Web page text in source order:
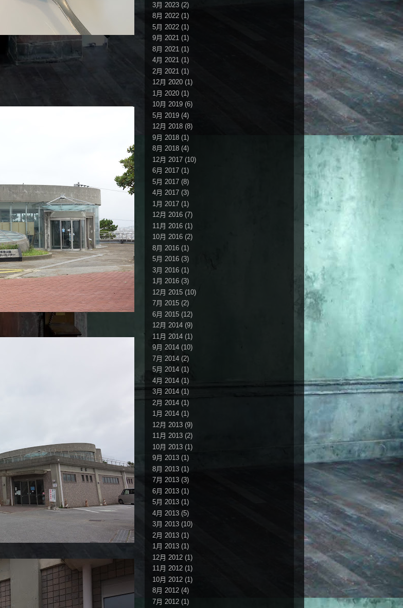
3月 2023 (2)
8月 2022 (1)
5月 2022 (1)
9月 2021 (1)
8月 2021 (1)
4月 2021 (1)
2月 2021 (1)
12月 2020 (1)
1月 2020 (1)
10月 2019 (6)
5月 2019 (4)
12月 2018 (8)
9月 2018 (1)
8月 2018 (4)
12月 2017 (10)
6月 2017 (1)
5月 2017 (8)
4月 2017 (3)
1月 2017 (1)
12月 2016 (7)
11月 2016 (1)
10月 2016 (2)
8月 2016 (1)
5月 2016 (3)
3月 2016 (1)
1月 2016 (3)
12月 2015 (10)
7月 2015 (2)
6月 2015 (12)
12月 2014 (9)
11月 2014 (1)
9月 2014 (10)
7月 2014 (2)
5月 2014 (1)
4月 2014 (1)
3月 2014 (1)
2月 2014 (1)
1月 2014 (1)
12月 2013 (9)
11月 2013 (2)
10月 2013 (1)
9月 2013 (1)
8月 2013 (1)
7月 2013 (3)
6月 2013 (1)
5月 2013 (1)
4月 2013 (5)
3月 2013 (10)
2月 2013 (1)
1月 2013 (1)
12月 2012 (1)
11月 2012 (1)
10月 2012 (1)
8月 2012 (4)
7月 2012 (1)